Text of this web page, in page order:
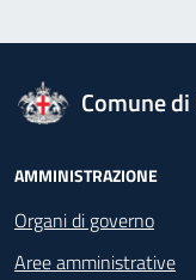
logo Unione Europea
Comune
Footer -
AMMINISTRAZIONE
Organi di governo
Aree amministrative